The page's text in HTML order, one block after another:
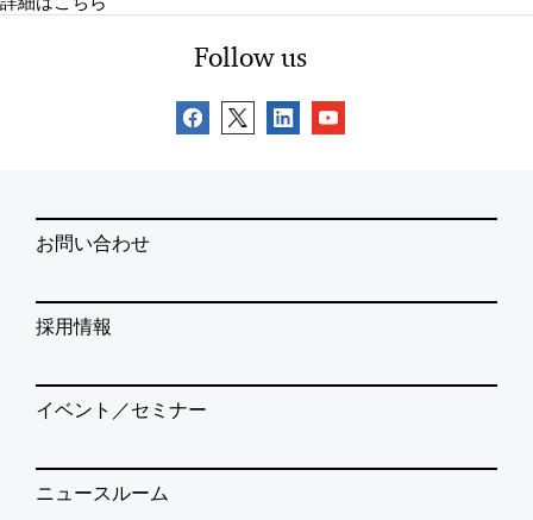
Follow us
お問い合わせ
採用情報
イベント／セミナー
ニュースルーム